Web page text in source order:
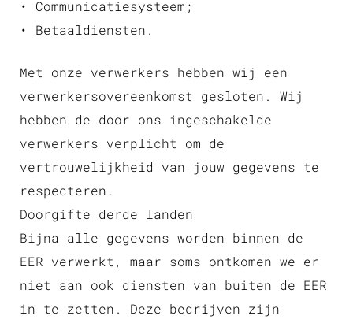
• Communicatiesysteem;
• Betaaldiensten.
Met onze verwerkers hebben wij een
verwerkersovereenkomst gesloten. Wij
hebben de door ons ingeschakelde
verwerkers verplicht om de
vertrouwelijkheid van jouw gegevens te
respecteren.
Doorgifte derde landen
Bijna alle gegevens worden binnen de
EER verwerkt, maar soms ontkomen we er
niet aan ook diensten van buiten de EER
in te zetten. Deze bedrijven zijn